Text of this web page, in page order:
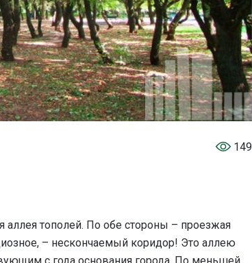
149
аллея тополей. По обе стороны – проезжая
– нескончаемый коридор! Это аллею
с года основания города. По меньшей